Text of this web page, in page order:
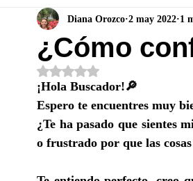
Poder Interior Mensaje angelical
Guía Mensual Herramientas Holísticas
Crónicas del comité de la Caverna
¿Cómo
Diana Orozco 2 may 2022 1
Obtuvo NaN de 5 estrellas.
¡Hola Buscador!🔎
Espero te encuentres muy
¿Te ha pasado que sientes
o frustrado por que las